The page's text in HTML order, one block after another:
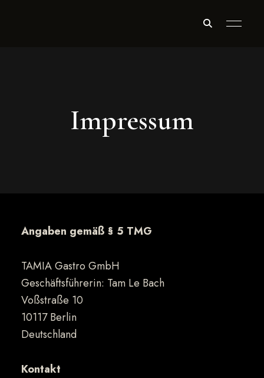
Impressum
Angaben gemäß § 5 TMG
TAMIA Gastro GmbH
Geschäftsführerin: Tam Le Bach
Voßstraße 10
10117 Berlin
Deutschland
Kontakt